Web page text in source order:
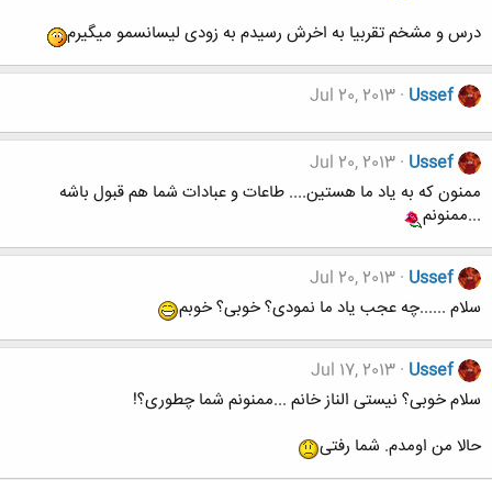
درس و مشخم تقربیا به اخرش رسیدم به زودی لیسانسمو میگیرم
Ussef
Jul 20, 2013
Ussef
Jul 20, 2013
ممنون که به یاد ما هستین.... طاعات و عبادات شما هم قبول باشه
...ممنونم
Ussef
Jul 20, 2013
سلام ......چه عجب یاد ما نمودی؟ خوبی؟ خوبم
Ussef
Jul 17, 2013
سلام خوبی؟ نیستی الناز خانم ...ممنونم شما چطوری؟!
حالا من اومدم. شما رفتی